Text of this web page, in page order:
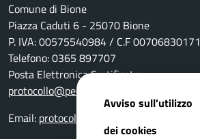
Comune di Bione
Piazza Caduti 6 - 25070 Bione
P. IVA: 00575540984 / C.F 00706830171
Telefono: 0365 897707
Posta Elettronica Certificata:
protocollo@pec.comune.bione.bs.it
Email: protocollo@comune.bione.bs.it
Avviso sull'utilizzo
dei cookies